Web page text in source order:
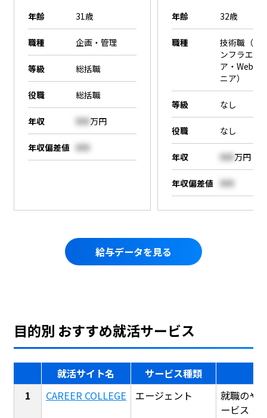
年齢 31歳
職種 企画・管理
等級 総括職
役職 総括職
年収 000万円
年収偏差値 000
年齢 32歳
職種
技術職（SE
ンフラエン
ア・Webエ
ニア）
等級 なし
役職 なし
年収 000万円
年収偏差値 000
給与データを見る
目的別 おすすめ就活サービス
就活サイト名
サービス種類
CAREER COLLEGE
エージェント
就職のや
ービス